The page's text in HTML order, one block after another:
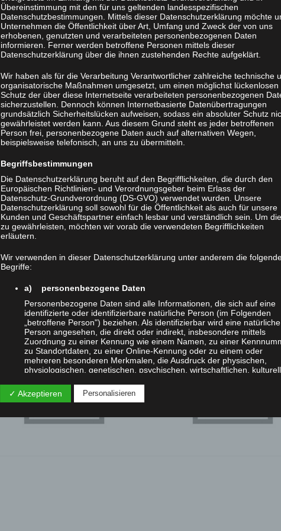
Übereinstimmung mit den für uns geltenden landesspezifischen
Datenschutzbestimmungen. Mittels dieser Datenschutzerklärung möchte
Unternehmen die Öffentlichkeit über Art, Umfang und Zweck der von uns
erhobenen, genutzten und verarbeiteten personenbezogenen Daten
informieren. Ferner werden betroffene Personen mittels dieser
Datenschutzerklärung über die ihnen zustehenden Rechte aufgeklärt.
Wir haben als für die Verarbeitung Verantwortlicher zahlreiche technische
organisatorische Maßnahmen umgesetzt, um einen möglichst lückenlosen
Schutz der über diese Internetseite verarbeiteten personenbezogenen
sicherzustellen. Dennoch können Internetbasierte Datenübertragungen
grundsätzlich Sicherheitslücken aufweisen, sodass ein absoluter Schutz
gewährleistet werden kann. Aus diesem Grund steht es jeder betroffenen
Person frei, personenbezogene Daten auch auf alternativen Wegen,
beispielsweise telefonisch, an uns zu übermitteln.
Begriffsbestimmungen
Die Datenschutzerklärung beruht auf den Begrifflichkeiten, die durch den
Europäischen Richtlinien- und Verordnungsgeber beim Erlass der
Datenschutz-Grundverordnung (DS-GVO) verwendet wurden. Unsere
Datenschutzerklärung soll sowohl für die Öffentlichkeit als auch für unsere
Kunden und Geschäftspartner einfach lesbar und verständlich sein. Um
zu gewährleisten, möchten wir vorab die verwendeten Begrifflichkeiten
erläutern.
Wir verwenden in dieser Datenschutzerklärung unter anderem die
Begriffe:
a) personenbezogene Daten
Personenbezogene Daten sind alle Informationen, die sich auf eine
identifizierte oder identifizierbare natürliche Person (im Folgenden
„betroffene Person") beziehen. Als identifizierbar wird eine natürliche
Person angesehen, die direkt oder indirekt, insbesondere mittels
Zuordnung zu einer Kennung wie einem Namen, zu einer
zu Standortdaten, zu einer Online-Kennung oder zu einem oder
mehreren besonderen Merkmalen, die Ausdruck der physischen,
physiologischen, genetischen, psychischen, wirtschaftlichen,
werden kann.
Betroffene Person ist jede identifizierte oder identifizierbare natürliche
✓ Akzeptieren Personalisieren